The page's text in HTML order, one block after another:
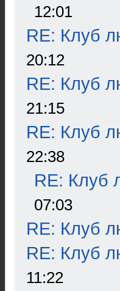
12:01
RE: Клуб
20:12
RE: Клуб
21:15
RE: Клуб
22:38
RE: Клуб
07:03
RE: Клуб
RE: Клуб
11:22